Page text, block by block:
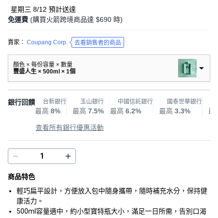
星期三 8/12 預計送達
免運費 (購買火箭跨境商品達 $690 時)
賣家： Coupang Corp. 去看銷售者的商品
顏色 × 每份容量 × 數量
豐盛人生 × 500ml × 1個
銀行回饋 台新銀行
最高 8%
玉山銀行
最高 7.5%
中國信託銀行
最高 6.2%
國泰世華銀行
最高 3.3% 最
查看所有銀行優惠活動
商品特色
輕巧扁平設計，方便放入包中隨身攜帶，隨時補充水分，保持健
康活力。
500ml容量適中，約小型寶特瓶大小，滿足一日所需，告別口渴